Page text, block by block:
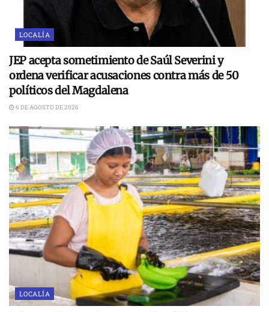
LOCALÍA
JEP acepta sometimiento de Saúl Severini y
ordena verificar acusaciones contra más de 50
políticos del Magdalena
6 DE AGOSTO DE 2026
LOCALÍA